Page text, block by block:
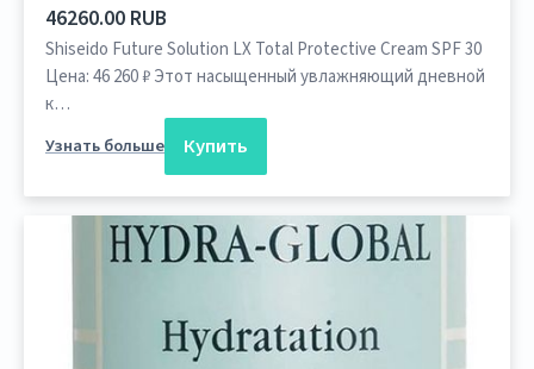
46260.00 RUB
Shiseido Future Solution LX Total Protective Cream SPF 30
Цена: 46 260 ₽ Этот насыщенный увлажняющий дневной
к…
Узнать больше
Купить